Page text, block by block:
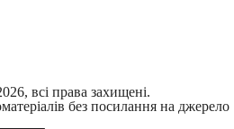
всі права захищені.
без посилання на джерело